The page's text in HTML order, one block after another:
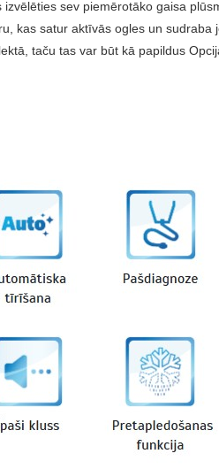
sev piemērotāko gaisa
kas satur aktīvās ogles un sudraba
taču tas var būt kā papildus